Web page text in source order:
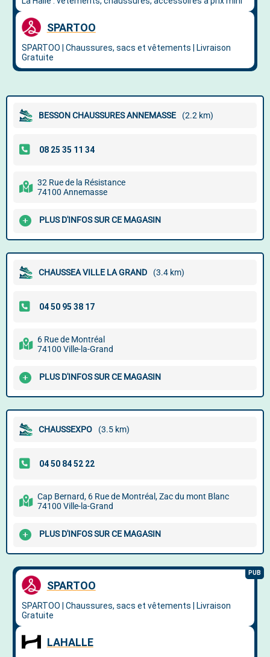
BESSON CHAUSSURES ANNEMASSE (2.2 km)
32 Rue de la Résistance
74100 Annemasse
PLUS D'INFOS SUR CE MAGASIN
CHAUSSEA VILLE LA GRAND (3.4 km)
6 Rue de Montréal
74100 Ville-la-Grand
PLUS D'INFOS SUR CE MAGASIN
CHAUSSEXPO (3.5 km)
Cap Bernard, 6 Rue de Montréal, Zac du mont Blanc
74100 Ville-la-Grand
PLUS D'INFOS SUR CE MAGASIN